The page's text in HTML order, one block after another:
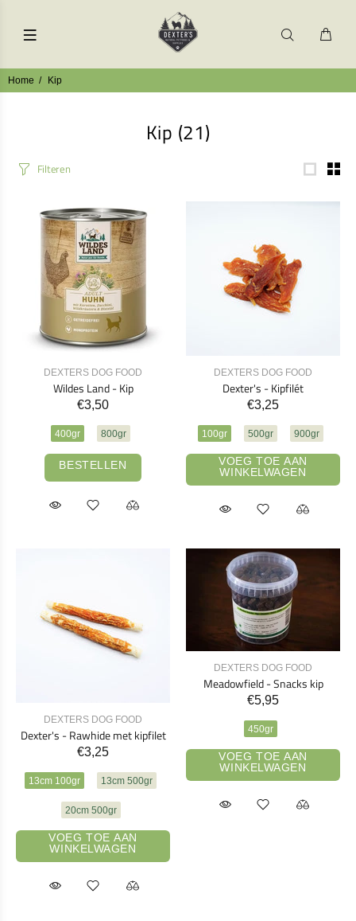
Home Kip
Kip (21)
Filteren
DEXTERS DOG FOOD
Wildes Land - Kip
€3,50
400gr 800gr
BESTELLEN
DEXTERS DOG FOOD
Dexter's - Kipfilét
€3,25
100gr 500gr 900gr
VOEG TOE AAN
WINKELWAGEN
DEXTERS DOG FOOD
Dexter's - Rawhide met kipfilet
€3,25
13cm 100gr 13cm 500gr
20cm 500gr
VOEG TOE AAN
WINKELWAGEN
DEXTERS DOG FOOD
Meadowfield - Snacks kip
€5,95
450gr
VOEG TOE AAN
WINKELWAGEN